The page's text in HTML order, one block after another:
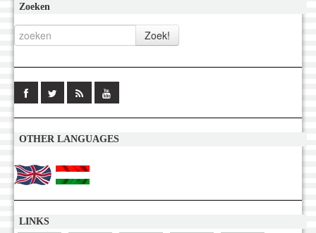
Zoeken
OTHER LANGUAGES
LINKS